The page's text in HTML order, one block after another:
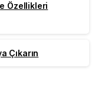
Özellikleri
Çıkarın